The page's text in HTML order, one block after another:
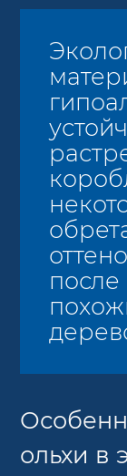
после
ольхи в